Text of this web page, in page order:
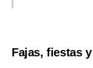
Fajas, fiestas